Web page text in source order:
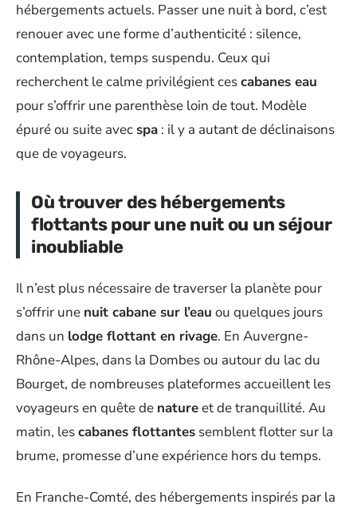
hébergements actuels. Passer une nuit à bord, c’est
renouer avec une forme d’authenticité : silence,
contemplation, temps suspendu. Ceux qui
recherchent le calme privilégient cescabanes eau
pour s’offrir une parenthèse loin de tout. Modèle
épuré ou suite avec spa : il y a autant de déclinaisons
que de voyageurs.
Où trouver des hébergements
flottants pour une nuit ou un séjour
inoubliable
Il n’est plus nécessaire de traverser la planète pour
s’offrir une nuit cabane sur l’eau ou quelques jours
dans un lodge flottant en rivage. En Auvergne-
Rhône-Alpes, dans la Dombes ou autour du lac du
Bourget, de nombreuses plateformes accueillent les
voyageurs en quête de natureet de tranquillité. Au
matin, lescabanes flottantes semblent flotter sur la
brume, promesse d’une expérience hors du temps.
En Franche-Comté, des hébergements inspirés par la